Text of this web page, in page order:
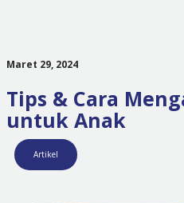
Maret 29, 2024
Tips & Cara
untuk Anak
Artikel